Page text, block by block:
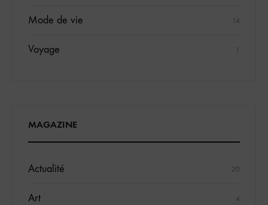
Mode de vie 14
Voyage 1
MAGAZINE
Actualité 20
Art 4